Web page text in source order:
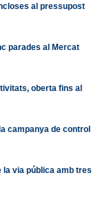
al pressupost
parades al Mercat
oberta fins al
campanya de control
la via pública amb tres